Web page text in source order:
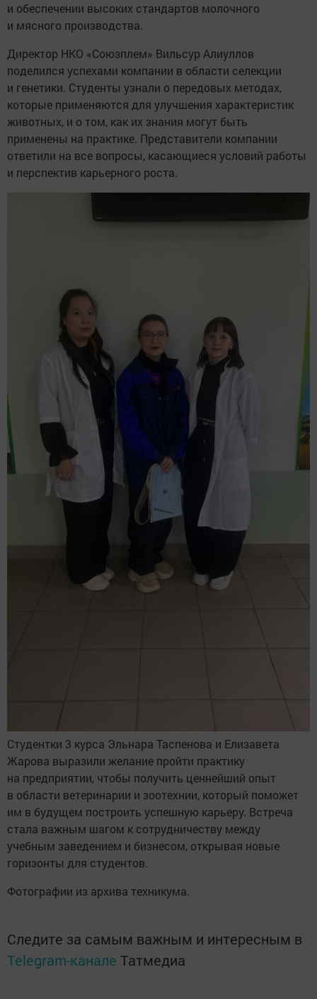
и обеспечении высоких стандартов молочного
и мясного производства.
Директор НКО «Союзплем» Вильсур Алиуллов
поделился успехами компании в области селекции
и генетики. Студенты узнали о передовых методах,
которые применяются для улучшения характеристик
животных, и о том, как их знания могут быть
применены на практике. Представители компании
ответили на все вопросы, касающиеся условий работы
и перспектив карьерного роста.
Студентки 3 курса Эльнара Таспенова и Елизавета
Жарова выразили желание пройти практику
на предприятии, чтобы получить ценнейший опыт
в области ветеринарии и зоотехнии, который поможет
им в будущем построить успешную карьеру. Встреча
стала важным шагом к сотрудничеству между
учебным заведением и бизнесом, открывая новые
горизонты для студентов.
Фотографии из архива техникума.
Следите за самым важным и интересным в
Telegram-канале Татмедиа